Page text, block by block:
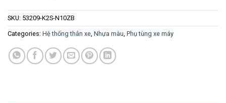
SKU: 53209-K2S-N10ZB
Categories: Hệ thống thân xe Nhựa màu Phụ tùng xe máy